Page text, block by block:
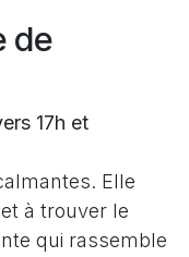
de
17h et
Elle
à trouver le
qui rassemble